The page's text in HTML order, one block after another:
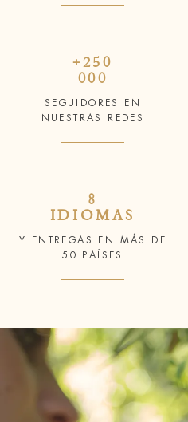
+250
000
SEGUIDORES EN
NUESTRAS REDES
8
IDIOMAS
Y ENTREGAS EN MÁS DE
50 PAÍSES